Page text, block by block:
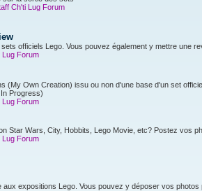
Ch'ti Lug Forum
officiels Lego. Vous pouvez également y mettre une
Lug Forum
(My Own Creation) issu ou non d'une base d'un set
Progress)
Lug Forum
Star Wars, City, Hobbits, Lego Movie, etc? Postez vos
Lug Forum
aux expositions Lego. Vous pouvez y déposer vos photos